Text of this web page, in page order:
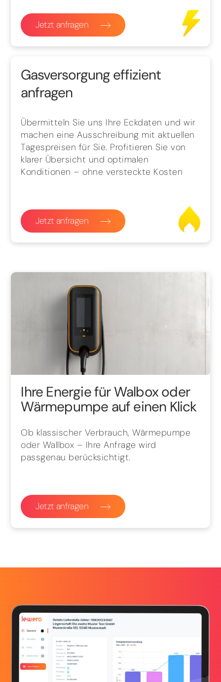
Jetzt anfragen
Gasversorgung effizient
anfragen
Übermitteln Sie uns Ihre Eckdaten und wir
machen eine Ausschreibung mit aktuellen
Tagespreisen für Sie. Profitieren Sie von
klarer Übersicht und optimalen
Konditionen – ohne versteckte Kosten
Jetzt anfragen
Ihre Energie für Walbox oder
Wärmepumpe auf einen Klick
Ob klassischer Verbrauch, Wärmepumpe
oder Wallbox – Ihre Anfrage wird
passgenau berücksichtigt.
Jetzt anfragen